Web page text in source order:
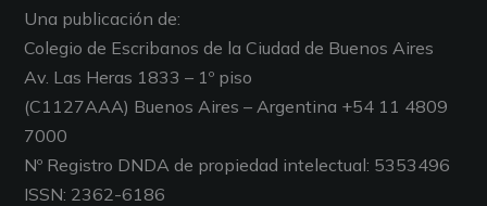
Una publicación de:
Colegio de Escribanos de la Ciudad de Buenos Aires
Av. Las Heras 1833 – 1º piso
(C1127AAA) Buenos Aires – Argentina +54 11 4809
7000
Nº Registro DNDA de propiedad intelectual: 5353496
ISSN: 2362-6186